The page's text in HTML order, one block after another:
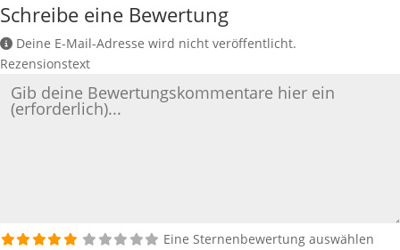
Schreibe eine Bewertung
Deine E-Mail-Adresse wird nicht veröffentlicht.
Rezensionstext
Eine Sternenbewertung auswählen